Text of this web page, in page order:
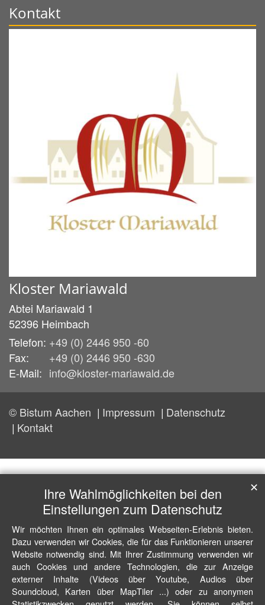
Kontakt
Kloster Mariawald
Abtei Mariawald 1
52396 Heimbach
Telefon: +49 (0) 2446 950 -60
Fax:
+49 (0) 2446 950 -630
E-Mail: info@kloster-mariawald.de
© Bistum Aachen Impressum
Datenschutz
Kontakt
Ihre Wahlmöglichkeiten bei den
Einstellungen zum Datenschutz
Wir möchten Ihnen ein optimales Webseiten-Erlebnis bieten.
Dazu verwenden wir Cookies, die für das Funktionieren unserer
Website notwendig sind. Mit Ihrer Zustimmung verwenden wir
auch Cookies und andere Technologien, die zur Anzeige
externer Inhalte (Videos über Youtube, Audios über
Soundcloud, Karten über MapTiler ...) oder zu anonymen
✕